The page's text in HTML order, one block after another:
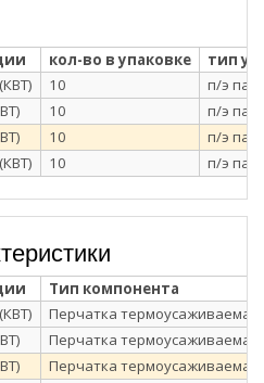
кол-во в упаковке тип
10 п/э
10 п/э
10 п/э
10 п/э
Тип компонента
Перчатка термоусаживаемая
Перчатка термоусаживаемая
Перчатка термоусаживаемая